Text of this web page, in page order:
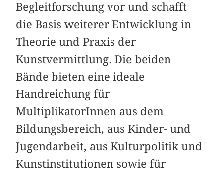
Begleitforschung vor und schafft
die Basis weiterer Entwicklung in
Theorie und Praxis der
Kunstvermittlung. Die beiden
Bände bieten eine ideale
Handreichung für
MultiplikatorInnen aus dem
Bildungsbereich, aus Kinder- und
Jugendarbeit, aus Kulturpolitik und
Kunstinstitutionen sowie für